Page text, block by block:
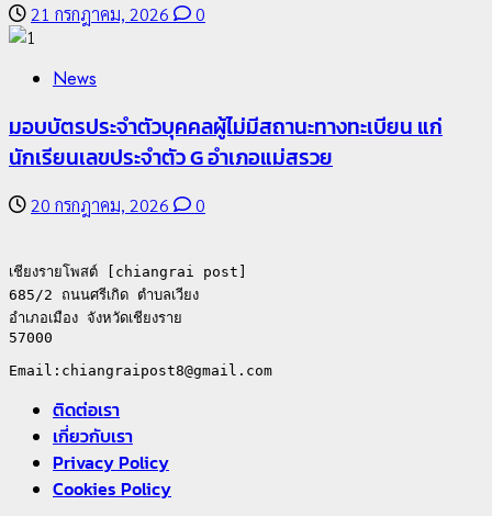
21 กรกฎาคม, 2026 0
News
มอบบัตรประจำตัวบุคคลผู้ไม่มีสถานะทางทะเบียน แก่
นักเรียนเลขประจำตัว G อำเภอแม่สรวย
20 กรกฎาคม, 2026 0
เชียงรายโพสต์ [chiangrai post]
685/2 ถนนศรีเกิด ตำบลเวียง
อำเภอเมือง จังหวัดเชียงราย
57000
ติดต่อเรา
เกี่ยวกับเรา
Privacy Policy
Cookies Policy